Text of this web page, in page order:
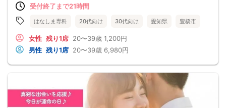
受付終了まで21時間
はなしま専科 20代向け 30代向け 愛知県 豊橋市
女性 残り1席 20〜39歳 1,200円
男性 残り1席 20〜39歳 6,980円